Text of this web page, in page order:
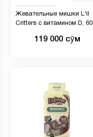
Жевательные мишки L'il
Critters с витамином D, 60
119 000 сӯм